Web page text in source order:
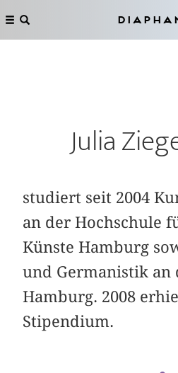
Julia
studiert seit 2004
an der Hochschule
Künste Hamburg
und Germanistik an
Hamburg. 2008
Stipendium.